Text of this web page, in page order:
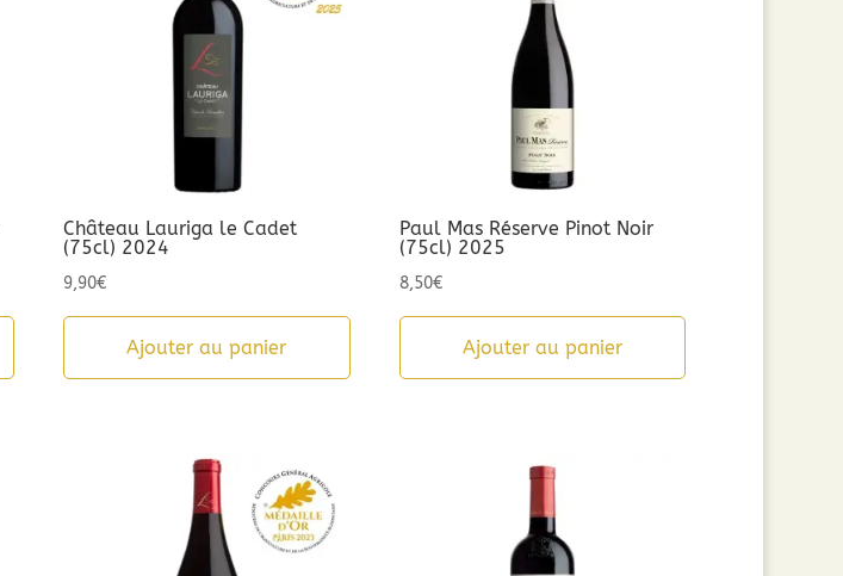
Château Lauriga le Cadet
(75cl) 2024
9,90€
Ajouter au panier
Paul Mas Réserve Pinot Noir
(75cl) 2025
8,50€
Ajouter au panier